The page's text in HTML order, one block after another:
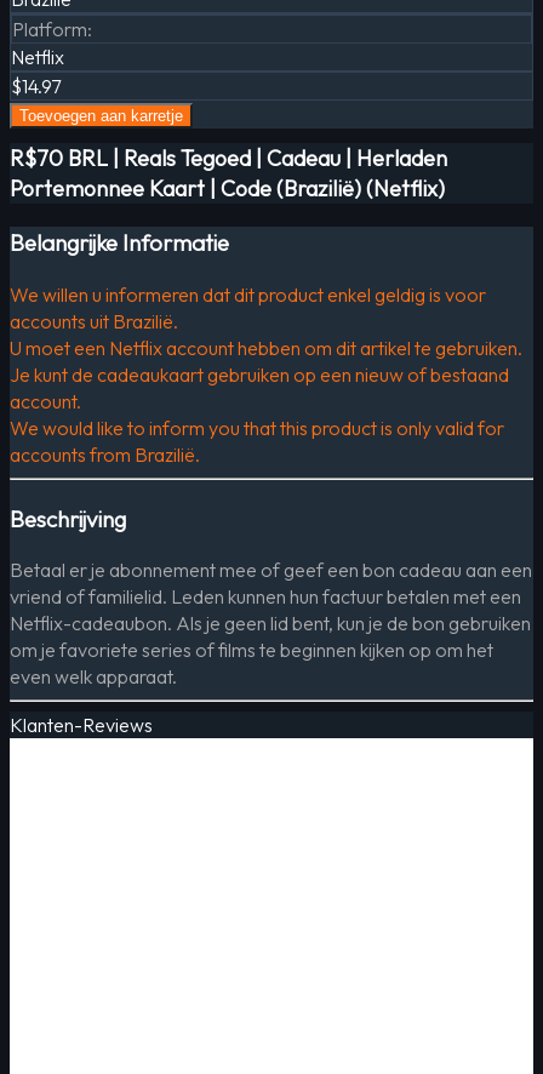
Platform:
Netflix
$14.97
Toevoegen aan karretje
R$70 BRL | Reals Tegoed | Cadeau | Herladen
Portemonnee Kaart | Code (Brazilië) (Netflix)
Belangrijke Informatie
We willen u informeren dat dit product enkel geldig is voor
accounts uit Brazilië.
U moet een Netflix account hebben om dit artikel te gebruiken.
Je kunt de cadeaukaart gebruiken op een nieuw of bestaand
account.
We would like to inform you that this product is only valid for
accounts from Brazilië.
Beschrijving
Betaal er je abonnement mee of geef een bon cadeau aan een
vriend of familielid. Leden kunnen hun factuur betalen met een
Netflix-cadeaubon. Als je geen lid bent, kun je de bon gebruiken
om je favoriete series of films te beginnen kijken op om het
even welk apparaat.
Klanten-Reviews